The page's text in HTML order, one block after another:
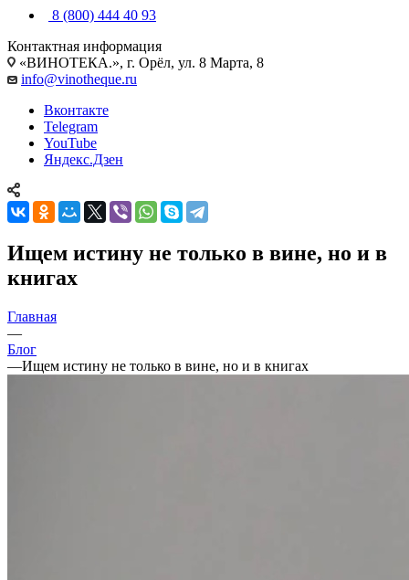
8 (800) 444 40 93
Контактная информация
«ВИНОТЕКА.», г. Орёл, ул. 8 Марта, 8
info@vinotheque.ru
Вконтакте
Telegram
YouTube
Яндекс.Дзен
Ищем истину не только в вине, но и в
книгах
Главная
—
Блог
—Ищем истину не только в вине, но и в книгах